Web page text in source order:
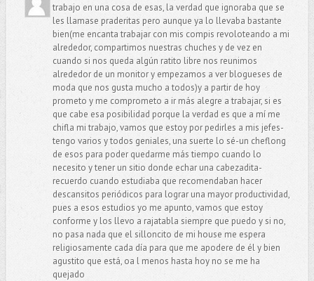
trabajo en una cosa de esas, la verdad que ignoraba que se
les llamase praderitas pero aunque ya lo llevaba bastante
bien(me encanta trabajar con mis compis revoloteando a mi
alrededor, compartimos nuestras chuches y de vez en
cuando si nos queda algún ratito libre nos reunimos
alrededor de un monitor y empezamos a ver blogueses de
moda que nos gusta mucho a todos)y a partir de hoy
prometo y me comprometo a ir más alegre a trabajar, si es
que cabe esa posibilidad porque la verdad es que a mí me
chifla mi trabajo, vamos que estoy por pedirles a mis jefes-
tengo varios y todos geniales, una suerte lo sé-un cheflong
de esos para poder quedarme más tiempo cuando lo
necesito y tener un sitio donde echar una cabezadita-
recuerdo cuando estudiaba que recomendaban hacer
descansitos periódicos para lograr una mayor productividad,
pues a esos estudios yo me apunto, vamos que estoy
conforme y los llevo a rajatabla siempre que puedo y si no,
no pasa nada que el silloncito de mi house me espera
religiosamente cada día para que me apodere de él y bien
agustito que está, oa l menos hasta hoy no se me ha
quejado